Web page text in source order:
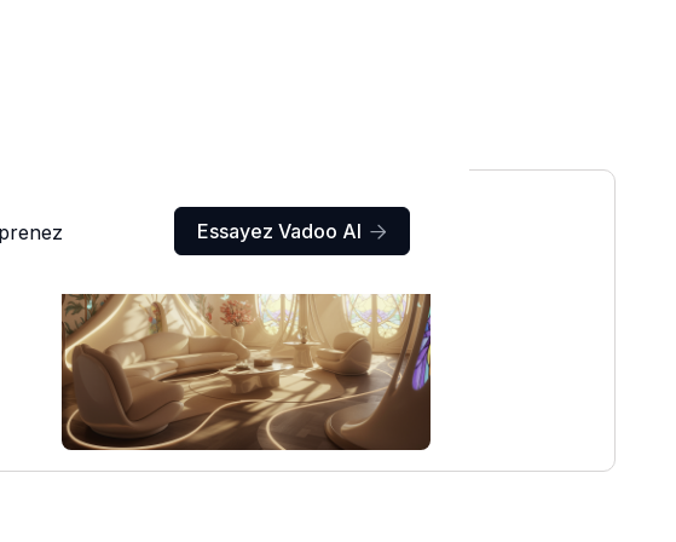
Essayez Vadoo AI 